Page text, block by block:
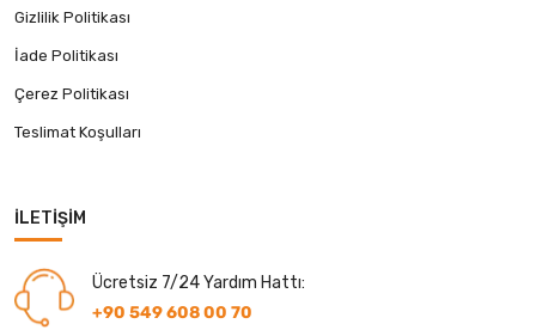
Gizlilik Politikası
İade Politikası
Çerez Politikası
Teslimat Koşulları
İLETIŞIM
Ücretsiz 7/24 Yardım Hattı:
+90 549 608 00 70